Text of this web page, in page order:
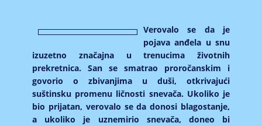
Verovalo se da je
pojava anđela u snu
izuzetno značajna u trenucima životnih
prekretnica. San se smatrao proročanskim i
govorio o zbivanjima u duši, otkrivajući
suštinsku promenu ličnosti snevača. Ukoliko je
bio prijatan, verovalo se da donosi blagostanje,
a ukoliko je uznemirio snevača, doneo bi